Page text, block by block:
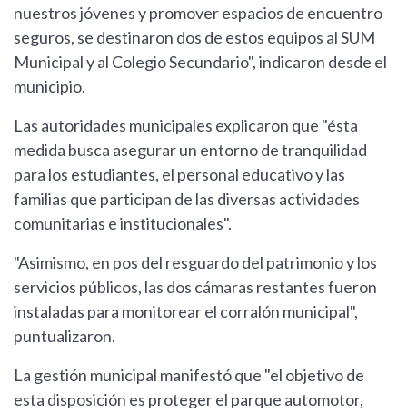
nuestros jóvenes y promover espacios de encuentro
seguros, se destinaron dos de estos equipos al SUM
Municipal y al Colegio Secundario", indicaron desde el
municipio.
Las autoridades municipales explicaron que "ésta
medida busca asegurar un entorno de tranquilidad
para los estudiantes, el personal educativo y las
familias que participan de las diversas actividades
comunitarias e institucionales".
"Asimismo, en pos del resguardo del patrimonio y los
servicios públicos, las dos cámaras restantes fueron
instaladas para monitorear el corralón municipal",
puntualizaron.
La gestión municipal manifestó que "el objetivo de
esta disposición es proteger el parque automotor,